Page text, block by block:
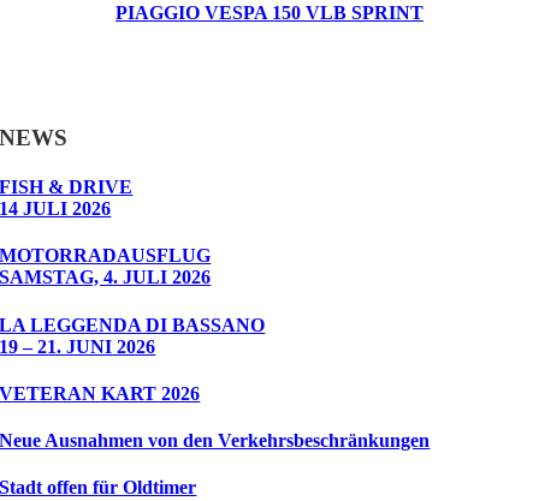
PIAGGIO VESPA 150 VLB SPRINT
NEWS
FISH & DRIVE
14 JULI 2026
MOTORRADAUSFLUG
SAMSTAG, 4. JULI 2026
LA LEGGENDA DI BASSANO
19 – 21. JUNI 2026
VETERAN KART 2026
Neue Ausnahmen von den Verkehrsbeschränkungen
Stadt offen für Oldtimer